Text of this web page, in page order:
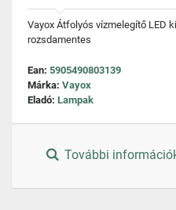
Vayox Átfolyós vízmelegítő LED
rozsdamentes
Ean: 5905490803139
Márka: Vayox
Eladó: Lampak
További